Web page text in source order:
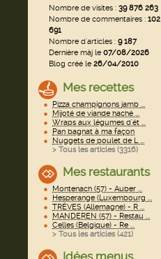
Nombre de visites : 39 876 263
Nombre de commentaires : 102
691
Nombre d'articles : 9 187
Dernière màj le07/08/2026
Blog créé le26/04/2010
Mes recettes
Pizza champignons jamb ...
Mijoté de viande haché ...
Wraps aux légumes d'ét ...
Pan bagnat à ma façon
Nuggets de poulet de L ...
> Tous les articles (3316)
Mes restaurants
Montenach (57) - Auber ...
Hesperange (Luxembourg ...
TRÈVES (Allemagne) - R ...
MANDEREN (57) - Restau ...
Celles (Belgique) - Re ...
> Tous les articles (421)
Idées menus